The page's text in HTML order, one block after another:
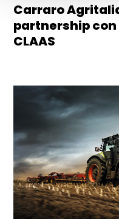
Carraro
partnership con
CLAAS